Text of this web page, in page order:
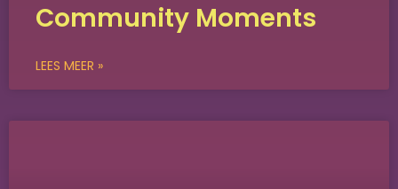
Community Moments
LEES MEER »